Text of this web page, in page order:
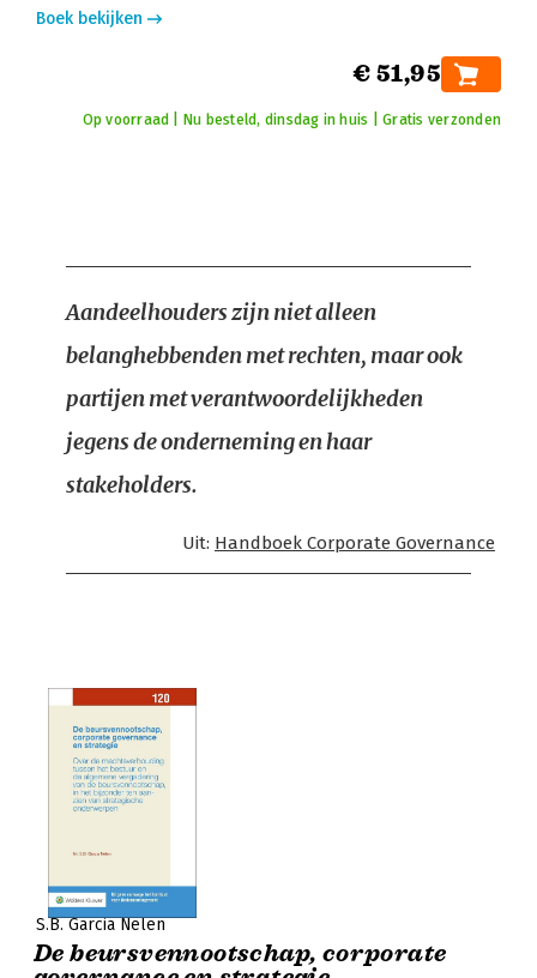
Boek bekijken
€ 51,95
Op voorraad | Nu besteld, dinsdag in huis | Gratis verzonden
Aandeelhouders zijn niet alleen
belanghebbenden met rechten, maar ook
partijen met verantwoordelijkheden
jegens de onderneming en haar
stakeholders.
Uit: Handboek Corporate Governance
S.B. Garcia Nelen
De beursvennootschap, corporate